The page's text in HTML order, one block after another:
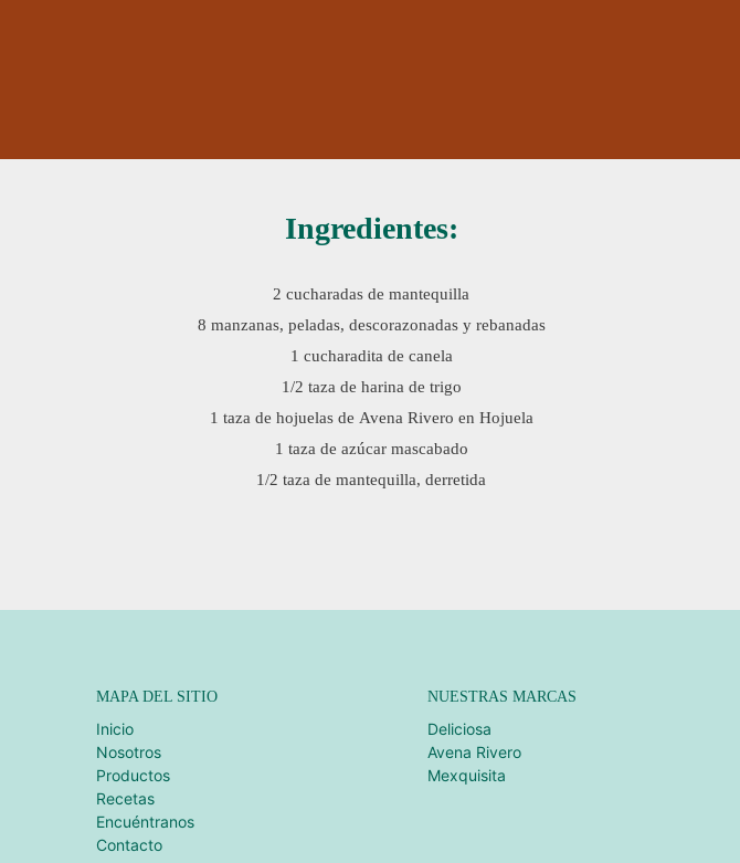
Ingredientes:
2 cucharadas de mantequilla
8 manzanas, peladas, descorazonadas y rebanadas
1 cucharadita de canela
1/2 taza de harina de trigo
1 taza de hojuelas de Avena Rivero en Hojuela
1 taza de azúcar mascabado
1/2 taza de mantequilla, derretida
MAPA DEL SITIO
Inicio
Nosotros
Productos
Recetas
Encuéntranos
Contacto
NUESTRAS MARCAS
Deliciosa
Avena Rivero
Mexquisita